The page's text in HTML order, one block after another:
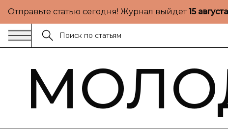
Отправьте статью сегодня! Журнал выйдет15 августа